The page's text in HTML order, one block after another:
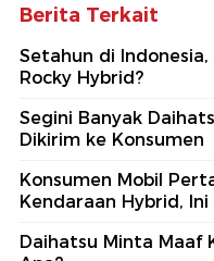
Berita Terkait
Setahun di
Rocky Hybrid?
Segini Banyak
Dikirim ke Konsumen
Konsumen Mobil
Kendaraan Hybrid, Ini
Daihatsu Minta Maaf